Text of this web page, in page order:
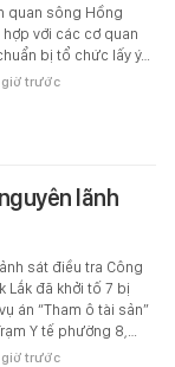
quan sông Hồng
với các cơ quan
bị tổ chức lấy ý…
giờ trước
lãnh
sát điều tra Công
Lắk đã khởi tố 7 bị
án “Tham ô tài sản”
Y tế phường 8,…
giờ trước